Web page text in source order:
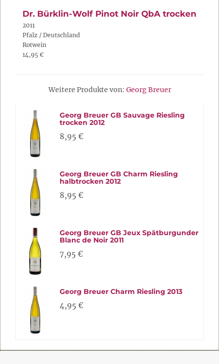
Dr. Bürklin-Wolf Pinot Noir QbA trocken
2011
Pfalz / Deutschland
Rotwein
14,95 €
Weitere Produkte von: Georg Breuer
Georg Breuer GB Sauvage Riesling
trocken 2012
8,95 €
Georg Breuer GB Charm Riesling
halbtrocken 2012
8,95 €
Georg Breuer GB Jeux Spätburgunder
Blanc de Noir 2011
7,95 €
Georg Breuer Charm Riesling 2013
4,95 €